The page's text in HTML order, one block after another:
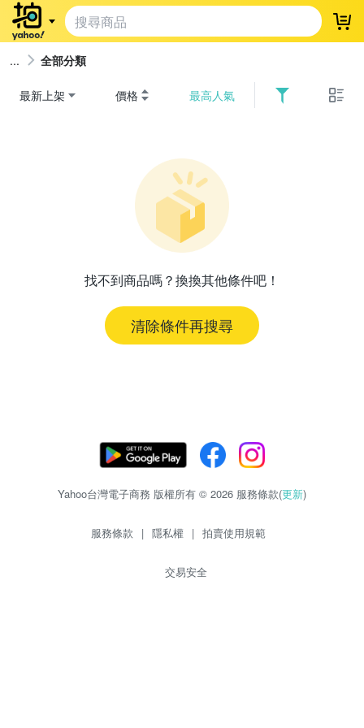
登
全部分類
最新上架 價格 最高人氣
找不到商品嗎？換換其他條件吧！
清除條件再搜尋
Yahoo台灣電子商務 版權所有 © 2026 服務條款(更新)
服務條款 | 隱私權 | 拍賣使用規範
交易安全